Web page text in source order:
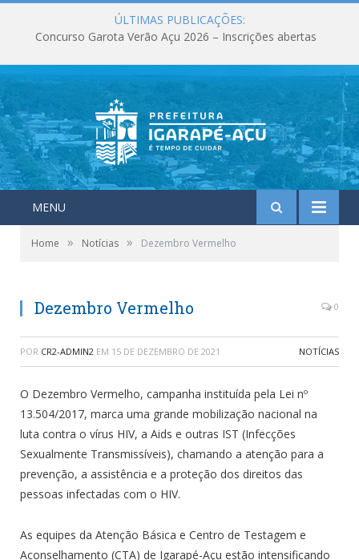
ÚLTIMAS PUBLICAÇÕES:
Concurso Garota Verão Açu 2026 – Inscrições abertas
MENU
Home » Notícias » Dezembro Vermelho
Dezembro Vermelho 0
POR CR2-ADMIN2 EM 15 DE DEZEMBRO DE 2021 NOTÍCIAS
O Dezembro Vermelho, campanha instituída pela Lei nº
13.504/2017, marca uma grande mobilização nacional na
luta contra o vírus HIV, a Aids e outras IST (Infecções
Sexualmente Transmissíveis), chamando a atenção para a
prevenção, a assistência e a proteção dos direitos das
pessoas infectadas com o HIV.
As equipes da Atenção Básica e Centro de Testagem e
Aconselhamento (CTA) de Igarapé-Açu estão intensificando